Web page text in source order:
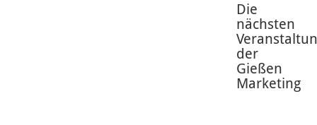
Die
nächsten
der
Gießen
Marketing